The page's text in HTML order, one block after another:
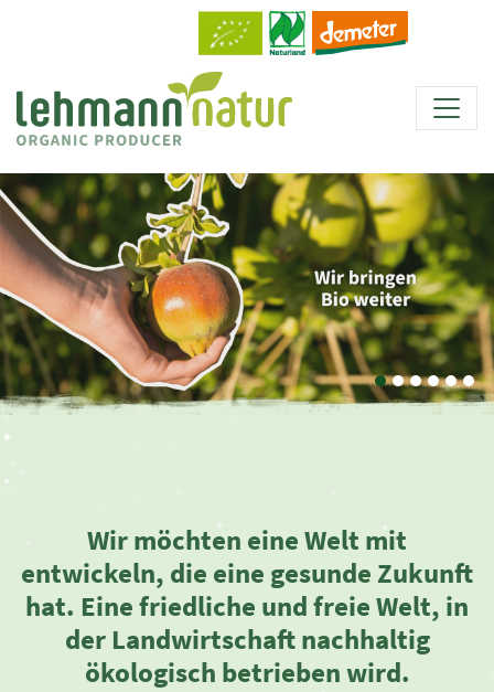
Wir möchten eine Welt mit
entwickeln, die eine gesunde Zukunft
hat. Eine friedliche und freie Welt, in
der Landwirtschaftnachhaltig
ökologisch betrieben wird.